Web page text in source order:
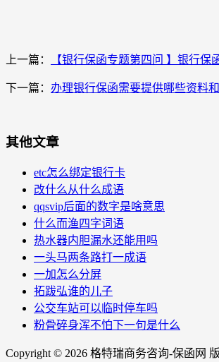
上一篇： 【银行保函专题第四问 】银行保
下一篇： 办理银行保函需要提供哪些资料和
其他文章
etc怎么绑定银行卡
改什么从什么成语
qqsvip后面的数字是啥意思
什么而渔四字词语
热水器内胆漏水还能用吗
一头马两条路打一成语
一加怎么分屏
拓跋弘谁的儿子
公交车站可以临时停车吗
粉骨碎身浑不怕下一句是什么
Copyright © 2026 格特瑞商务咨询-保函网